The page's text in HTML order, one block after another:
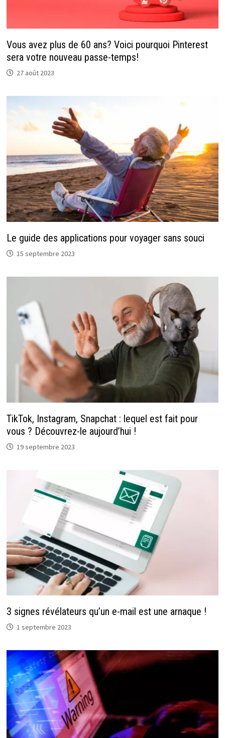
Vous avez plus de 60 ans? Voici pourquoi Pinterest
sera votre nouveau passe-temps!
27 août 2023
Le guide des applications pour voyager sans souci
15 septembre 2023
TikTok, Instagram, Snapchat : lequel est fait pour
vous ? Découvrez-le aujourd’hui !
19 septembre 2023
3 signes révélateurs qu’un e-mail est une arnaque !
1 septembre 2023